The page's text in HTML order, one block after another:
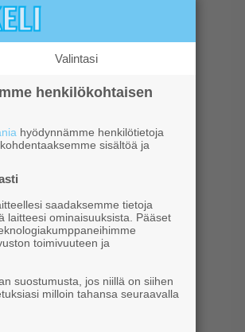
Valintasi
henkilökohtaisen
hyödynnämme henkilötietoja
sisältöä ja
saadaksemme tietoja
laitteesi ominaisuuksista. Pääset
toimivuuteen ja
suostumusta, jos niillä on siihen
milloin tahansa seuraavalla